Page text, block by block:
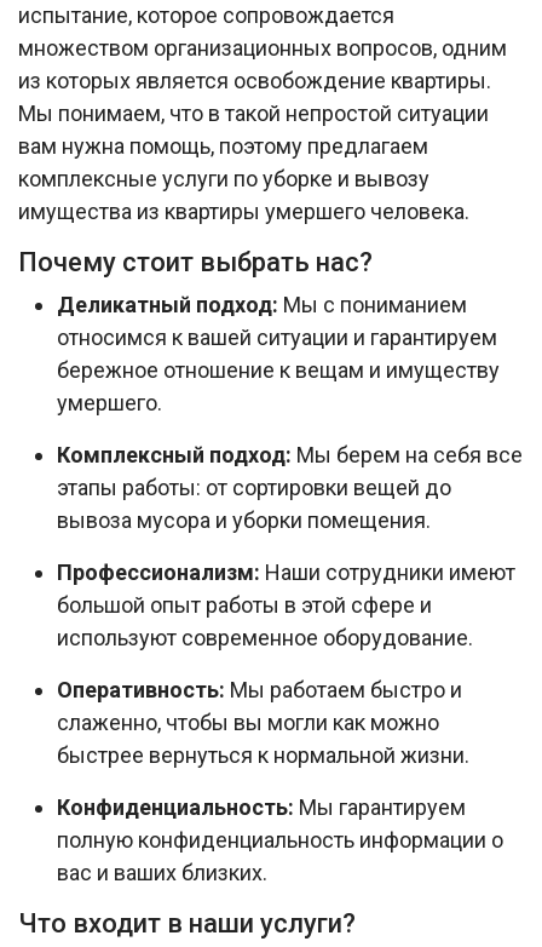
испытание, которое сопровождается
множеством организационных вопросов, одним
из которых является освобождение квартиры.
Мы понимаем, что в такой непростой ситуации
вам нужна помощь, поэтому предлагаем
комплексные услуги по уборке и вывозу
имущества из квартиры умершего человека.
Почему стоит выбрать нас?
Деликатный подход: Мы с пониманием
относимся к вашей ситуации и гарантируем
бережное отношение к вещам и имуществу
умершего.
Комплексный подход: Мы берем на себя все
этапы работы: от сортировки вещей до
вывоза мусора и уборки помещения.
Профессионализм: Наши сотрудники имеют
большой опыт работы в этой сфере и
используют современное оборудование.
Оперативность: Мы работаем быстро и
слаженно, чтобы вы могли как можно
быстрее вернуться к нормальной жизни.
Конфиденциальность: Мы гарантируем
полную конфиденциальность информации о
вас и ваших близких.
Что входит в наши услуги?